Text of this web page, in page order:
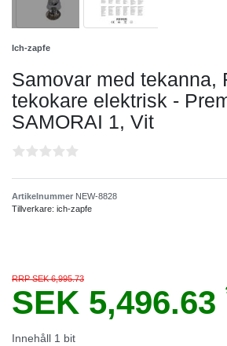
Ich-zapfe
Samovar med tekanna,
tekokare elektrisk -
SAMORAI 1, Vit
Artikelnummer NEW-8828
Tillverkare: ich-zapfe
RRP SEK 6,995.73
SEK 5,496.63
Innehåll 1 bit